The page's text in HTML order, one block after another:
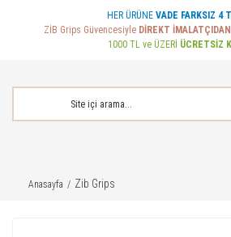
HER ÜRÜNE VADE FARKSIZ 4
ZİB Grips Güvencesiyle DİREKT
1000 TL ve ÜZERİ ÜCRETSİZ
Anasayfa Zib Grips